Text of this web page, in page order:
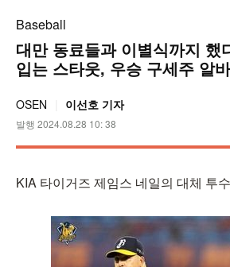
Baseball
대만 동료들과 이별식까지 했
입는 스타웃, 우승 구세주 알
OSEN 이선호 기자
발행 2024.08.28 10: 38
KIA 타이거즈 제임스 네일의 대체 투